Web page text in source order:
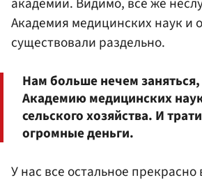
Академия медицинских наук и
существовали раздельно.
Нам больше нечем
Академию медицинских
сельского хозяйства. И
огромные деньги.
У нас все остальное прекрасно